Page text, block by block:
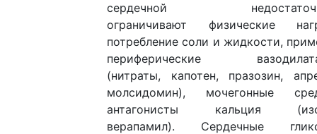
сердечной
ограничивают физические
потребление соли и жидкости,
периферические
(нитраты, капотен, празозин,
молсидомин), мочегонные
антагонисты кальция
верапамил). Сердечные